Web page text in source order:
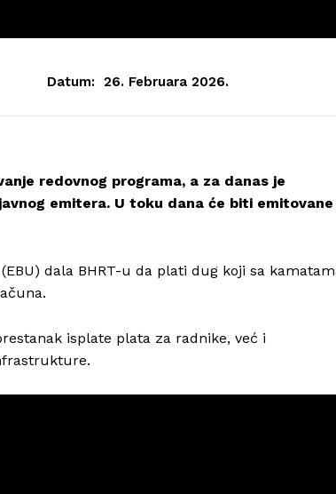
Datum: 26. Februara 2026.
redovnog programa, a za danas je
emitera. U toku dana će biti emitovane
dala BHRT-u da plati dug koji sa
isplate plata za radnike, već i